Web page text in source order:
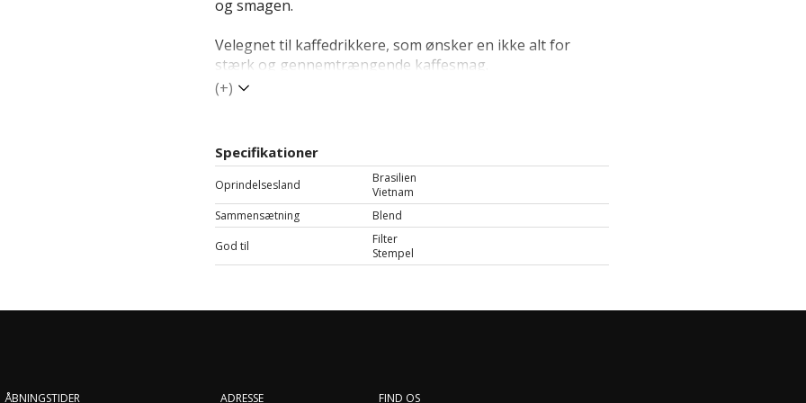
og smagen.
Velegnet til kaffedrikkere, som ønsker en ikke alt for
stærk og gennemtrængende kaffesmag.
(+)
Specifikationer
Oprindelsesland
Brasilien
Vietnam
Sammensætning
Blend
God til
Filter
Stempel
ÅBNINGSTIDER ADRESSE FIND OS